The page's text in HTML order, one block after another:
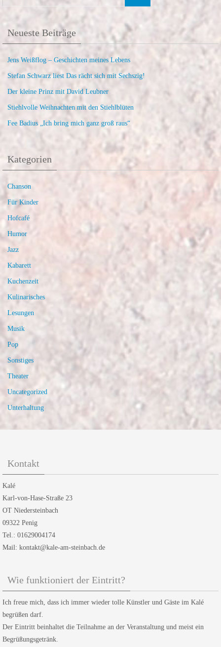
Neueste Beiträge
Jens Weißflog – Geschichten meines Lebens
Stefan Schwarz liest Das rächt sich mit Sechszig!
Der kleine Prinz mit David Leubner
Stiehlvolle Weihnachten mit den Stiehlblüten
Fee Badius „Ich bring mich ganz groß raus“
Kategorien
Chanson
Für Kinder
Hofcafé
Humor
Jazz
Kabarett
Kuchenzeit
Kulinarisches
Lesungen
Musik
Pop
Sonstiges
Theater
Uncategorized
Unterhaltung
Kontakt
Kalé
Karl-von-Hase-Straße 23
OT Niedersteinbach
09322 Penig
Tel.: 01629004174
Mail: kontakt@kale-am-steinbach.de
Wie funktioniert der Eintritt?
Ich freue mich, dass ich immer wieder tolle Künstler und Gäste im Kalé
begrüßen darf.
Der Eintritt beinhaltet die Teilnahme an der Veranstaltung und meist ein
Begrüßungsgetränk.